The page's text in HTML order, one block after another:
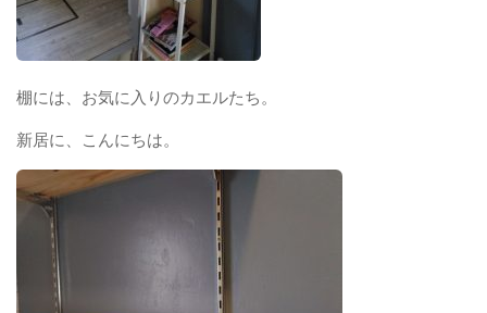
棚には、お気に入りのカエルたち。
新居に、こんにちは。